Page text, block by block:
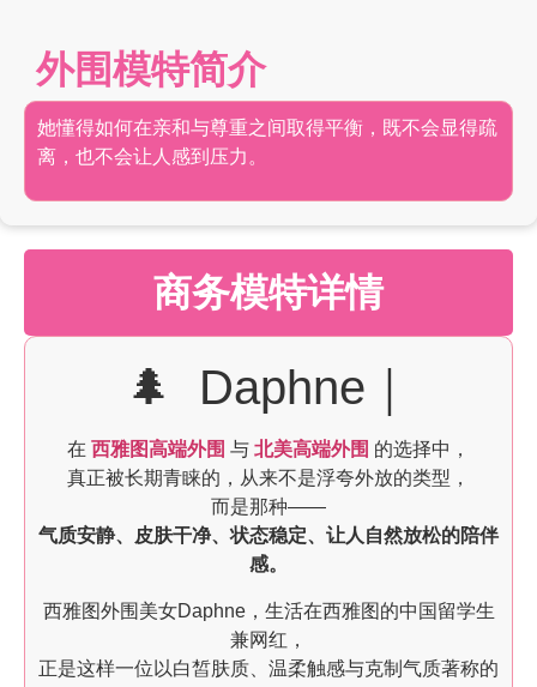
外围模特简介
她懂得如何在亲和与尊重之间取得平衡，既不会显得疏
离，也不会让人感到压力。
商务模特详情
🌲 Daphne｜
在 西雅图高端外围 与 北美高端外围 的选择中，
真正被长期青睐的，从来不是浮夸外放的类型，
而是那种——
气质安静、皮肤干净、状态稳定、让人自然放松的陪伴
感。
西雅图外围美女Daphne，生活在西雅图的中国留学生
兼网红，
正是这样一位以白皙肤质、温柔触感与克制气质著称的